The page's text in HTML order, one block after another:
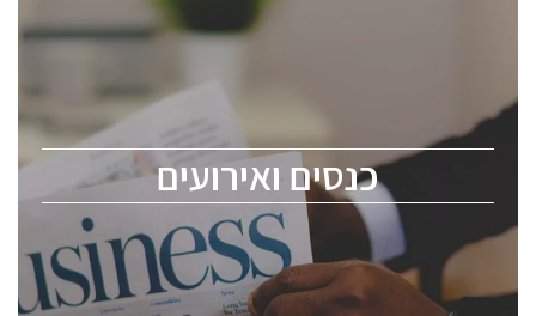
כנסים ואירועים
לכל העוסקים בתעשיית הסמיקונדקטור כולל מהנדסים,
ChipEx2026 will be held on May 12-13, 2026. The
conference is intended for everyone involved in the
semiconductor industry, including engineers,
professional experts, and senior executives.